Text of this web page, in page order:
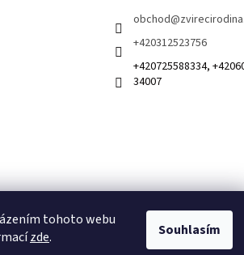
tohoto webu
zde. Souhlasím
obchod@
+420312523756
+420725588334,
34007